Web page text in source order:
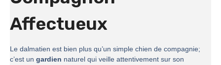
Affectueux
Le dalmatien est bien plus qu’un simple chien de compagnie;
c’est un gardien naturel qui veille attentivement sur son